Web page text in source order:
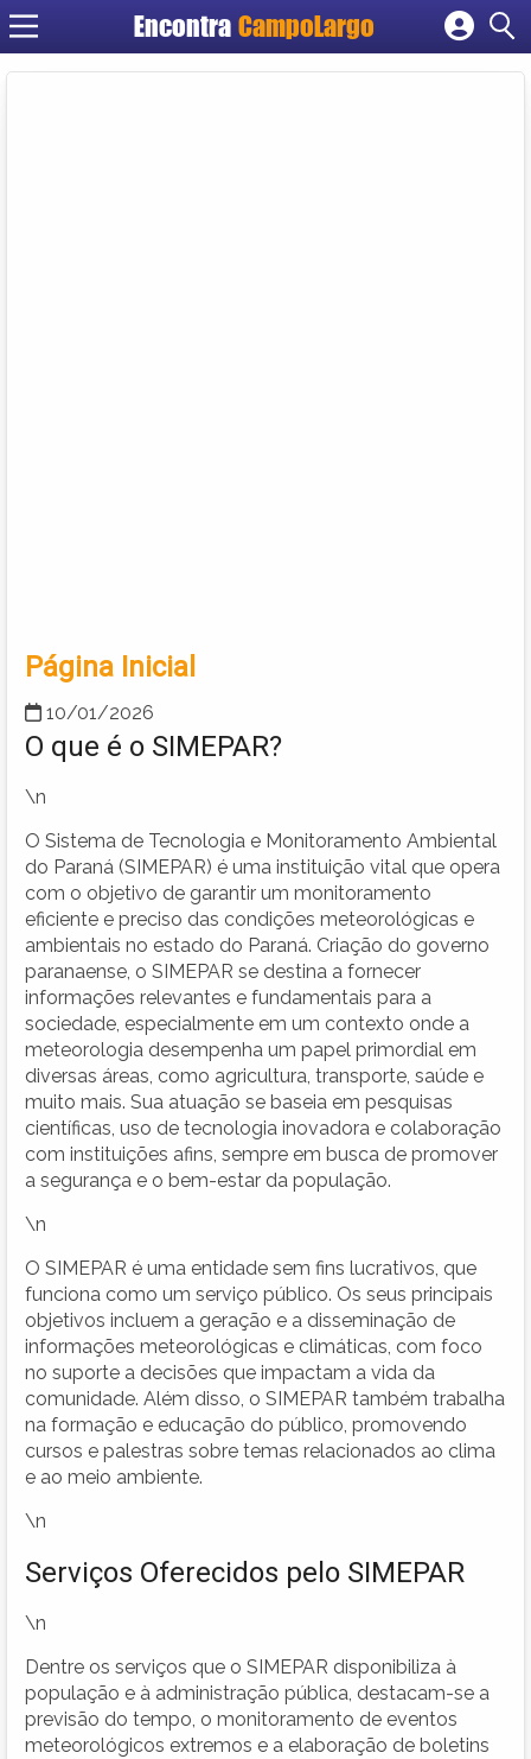
Encontra CampoLargo
Cadastrar empresa
Página Inicial
10/01/2026
O que é o SIMEPAR?
\n
O Sistema de Tecnologia e Monitoramento Ambiental
do Paraná (SIMEPAR) é uma instituição vital que opera
com o objetivo de garantir um monitoramento
eficiente e preciso das condições meteorológicas e
ambientais no estado do Paraná. Criação do governo
paranaense, o SIMEPAR se destina a fornecer
informações relevantes e fundamentais para a
sociedade, especialmente em um contexto onde a
meteorologia desempenha um papel primordial em
diversas áreas, como agricultura, transporte, saúde e
muito mais. Sua atuação se baseia em pesquisas
científicas, uso de tecnologia inovadora e colaboração
com instituições afins, sempre em busca de promover
a segurança e o bem-estar da população.
\n
O SIMEPAR é uma entidade sem fins lucrativos, que
funciona como um serviço público. Os seus principais
objetivos incluem a geração e a disseminação de
informações meteorológicas e climáticas, com foco
no suporte a decisões que impactam a vida da
comunidade. Além disso, o SIMEPAR também trabalha
na formação e educação do público, promovendo
cursos e palestras sobre temas relacionados ao clima
e ao meio ambiente.
\n
Serviços Oferecidos pelo SIMEPAR
\n
Dentre os serviços que o SIMEPAR disponibiliza à
população e à administração pública, destacam-se a
previsão do tempo, o monitoramento de eventos
meteorológicos extremos e a elaboração de boletins